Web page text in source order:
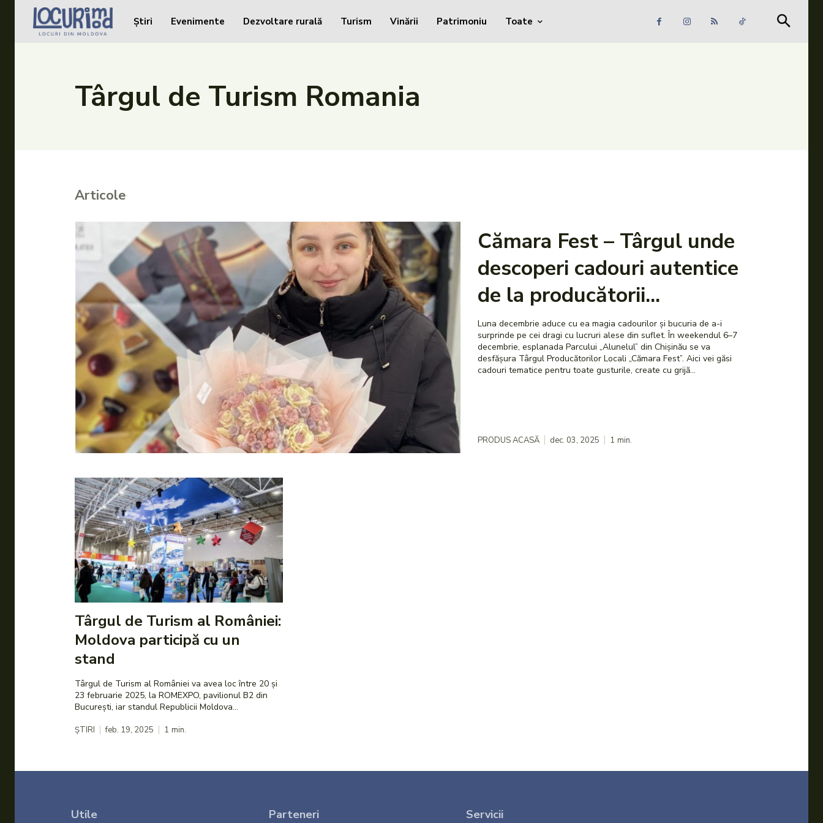
Caută în site...
Caută în site... Căutare
Evenimente
Patrimoniu
Produs Acasă
Știri Evenimente Dezvoltare rurală Turism Vinării Patrimoniu Toate
Târgul de Turism Romania
Articole
Cămara Fest – Târgul unde
descoperi cadouri autentice
de la producătorii...
Luna decembrie aduce cu ea magia cadourilor și bucuria de a-i
surprinde pe cei dragi cu lucruri alese din suflet. În weekendul 6–7
decembrie, esplanada Parcului „Alunelul” din Chișinău se va
desfășura Târgul Producătorilor Locali „Cămara Fest”. Aici vei găsi
cadouri tematice pentru toate gusturile, create cu grijă...
PRODUS ACASĂ dec. 03, 2025 1 min.
Târgul de Turism al României:
Moldova participă cu un
stand
Târgul de Turism al României va avea loc între 20 și
23 februarie 2025, la ROMEXPO, pavilionul B2 din
București, iar standul Republicii Moldova...
ȘTIRI feb. 19, 2025 1 min.
Utile Parteneri Servicii